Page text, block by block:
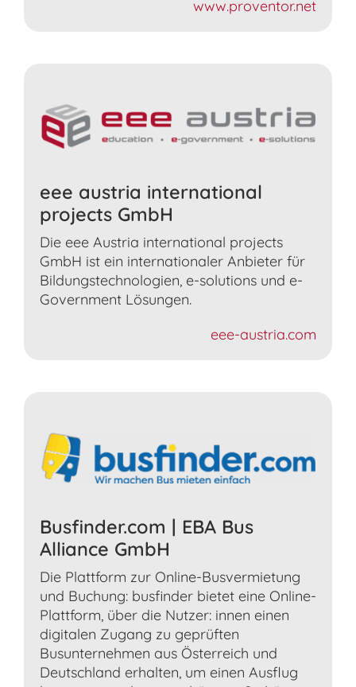
www.proventor.net
eee austria international
projects GmbH
Die eee Austria international projects
GmbH ist ein internationaler Anbieter für
Bildungstechnologien, e-solutions und e-
Government Lösungen.
eee-austria.com
Busfinder.com | EBA Bus
Alliance GmbH
Die Plattform zur Online-Busvermietung
und Buchung: busfinder bietet eine Online-
Plattform, über die Nutzer: innen einen
digitalen Zugang zu geprüften
Busunternehmen aus Österreich und
Deutschland erhalten, um einen Ausflug